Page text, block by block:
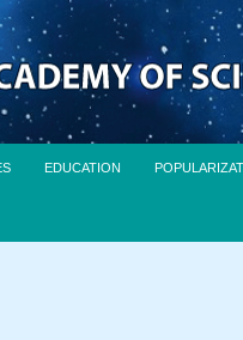
EDUCATION